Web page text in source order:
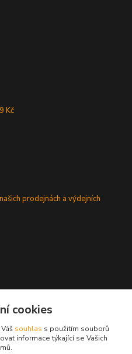
Kč
prodejnách a výdejních
cookies
souhlas s použitím souborů
informace týkající se Vašich